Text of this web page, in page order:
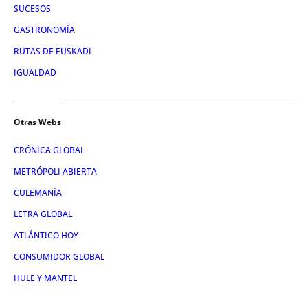
SUCESOS
GASTRONOMÍA
RUTAS DE EUSKADI
IGUALDAD
Otras Webs
CRÓNICA GLOBAL
METRÓPOLI ABIERTA
CULEMANÍA
LETRA GLOBAL
ATLÁNTICO HOY
CONSUMIDOR GLOBAL
HULE Y MANTEL